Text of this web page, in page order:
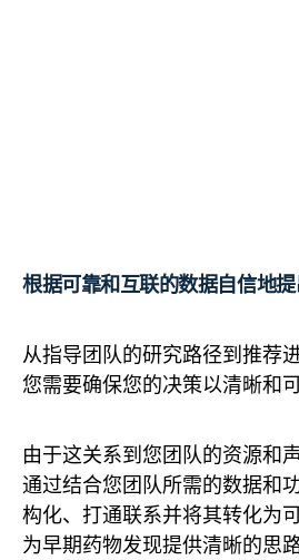
根据可靠和互联的数据自信地
从指导团队的研究路径到推荐
您需要确保您的决策以清晰和
由于这关系到您团队的资源和
通过结合您团队所需的数据和
构化、打通联系并将其转化为
为早期药物发现提供清晰的思路